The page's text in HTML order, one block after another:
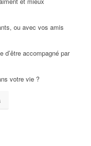
ou avec vos amis
d’être accompagné par
votre vie ?